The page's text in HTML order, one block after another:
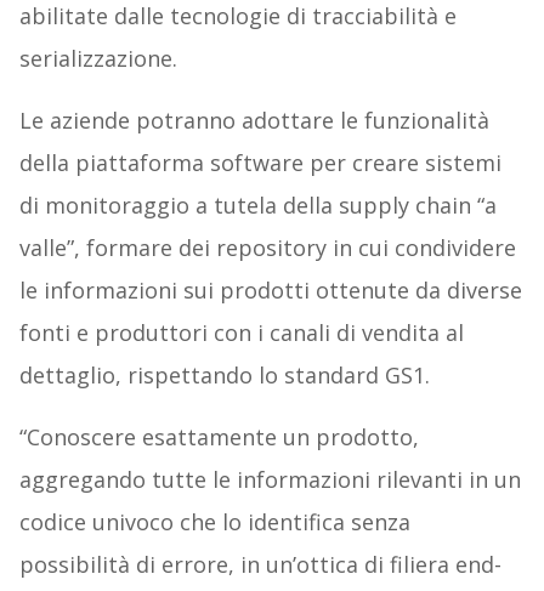
abilitate dalle tecnologie di tracciabilità e
serializzazione.
Le aziende potranno adottare le funzionalità
della piattaforma software per creare sistemi
di monitoraggio a tutela della supply chain “a
valle”, formare dei repository in cui condividere
le informazioni sui prodotti ottenute da diverse
fonti e produttori con i canali di vendita al
dettaglio, rispettando lo standard GS1.
“Conoscere esattamente un prodotto,
aggregando tutte le informazioni rilevanti in un
codice univoco che lo identifica senza
possibilità di errore, in un’ottica di filiera end-